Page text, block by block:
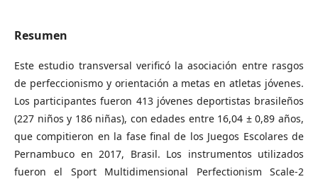
Resumen
Este estudio transversal verificó la asociación entre rasgos
de perfeccionismo y orientación a metas en atletas jóvenes.
Los participantes fueron 413 jóvenes deportistas brasileños
(227 niños y 186 niñas), con edades entre 16,04 ± 0,89 años,
que compitieron en la fase final de los Juegos Escolares de
Pernambuco en 2017, Brasil. Los instrumentos utilizados
fueron el Sport Multidimensional Perfectionism Scale-2